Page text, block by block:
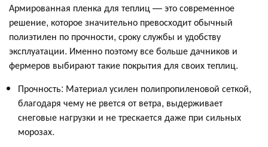
Армированная пленка для теплиц — это современное
решение, которое значительно превосходит обычный
полиэтилен по прочности, сроку службы и удобству
эксплуатации. Именно поэтому все больше дачников и
фермеров выбирают такие покрытия для своих теплиц.
Прочность: Материал усилен полипропиленовой сеткой,
благодаря чему не рвется от ветра, выдерживает
снеговые нагрузки и не трескается даже при сильных
морозах.